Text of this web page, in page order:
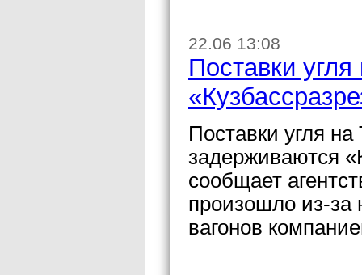
22.06 13:08
Поставки
Поставки угля
задерживаются
сообщает
произошло из-за
вагонов